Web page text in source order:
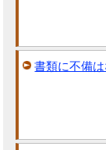
書類に不備